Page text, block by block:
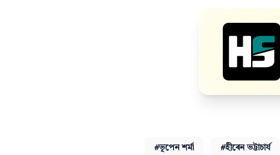
#ভূপেন শৰ্মা #হীৰেন ভট্টাচাৰ্য